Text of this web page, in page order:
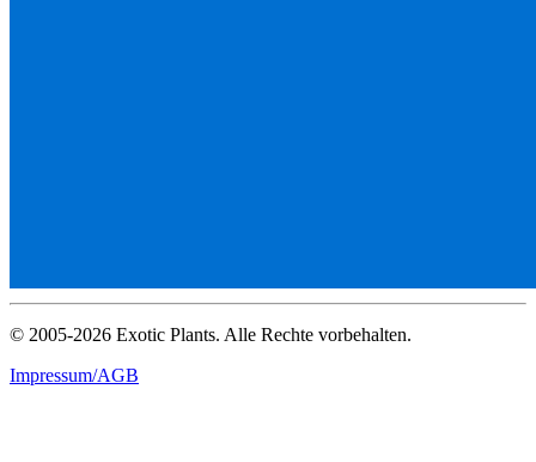
© 2005-2026 Exotic Plants. Alle Rechte vorbehalten.
Impressum/AGB